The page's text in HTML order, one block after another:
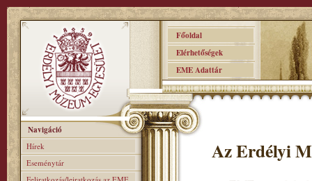
Főoldal
Elérhetőségek
EME Adattár
Navigáció
Hírek
Eseménytár
Az Erdélyi